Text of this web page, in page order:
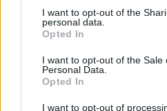
not limited to your visit or usage
grant or deny consent to Google
use your data for below
consent section.
I want to opt-out of the
personal data.
Opted In
I want to opt-out of the Sale
Personal Data.
Opted In
I want to opt-out of
εικόνεςλαμπερής
χαρακτηρίζεται από υγιή
και φυσικό φως.